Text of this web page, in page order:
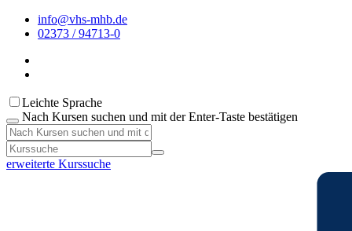
info@vhs-mhb.de
02373 / 94713-0
Leichte Sprache
Nach Kursen suchen und mit der Enter-Taste bestätigen
erweiterte Kurssuche